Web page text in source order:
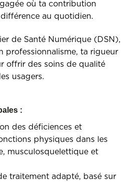
où ta contribution
au quotidien.
de Santé Numérique (DSN),
professionnalisme, ta rigueur
offrir des soins de qualité
usagers.
:
des déficiences et
physiques dans les
musculosquelettique et
traitement adapté, basé sur